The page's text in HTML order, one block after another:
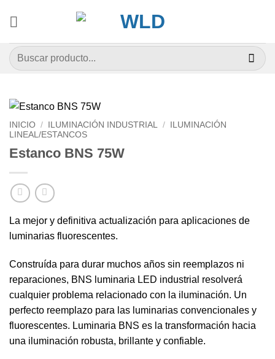
Buscar
por:
INICIO / ILUMINACIÓN INDUSTRIAL /
ILUMINACIÓN
LINEAL/ESTANCOS
Estanco BNS 75W
La mejor y definitiva actualización para aplicaciones de
luminarias fluorescentes.
Construída para durar muchos años sin reemplazos ni
reparaciones, BNS luminaria LED industrial resolverá
cualquier problema relacionado con la iluminación. Un
perfecto reemplazo para las luminarias convencionales y
fluorescentes. Luminaria BNS es la transformación hacia
una iluminación robusta, brillante y confiable.